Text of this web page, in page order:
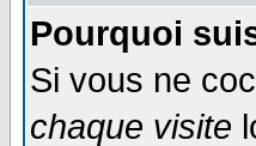
Pourquoi
Si vous ne
chaque visite